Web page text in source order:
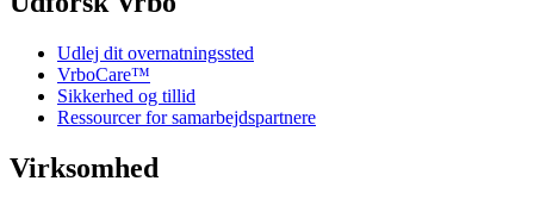
Udlej dit overnatningssted
VrboCare™
Sikkerhed og tillid
Ressourcer for samarbejdspartnere
Virksomhed